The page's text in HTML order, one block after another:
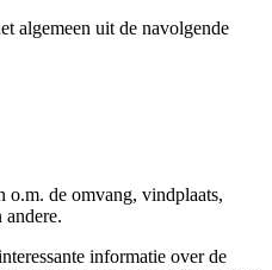
algemeen uit de navolgende
o.m. de omvang, vindplaats,
andere.
informatie over de